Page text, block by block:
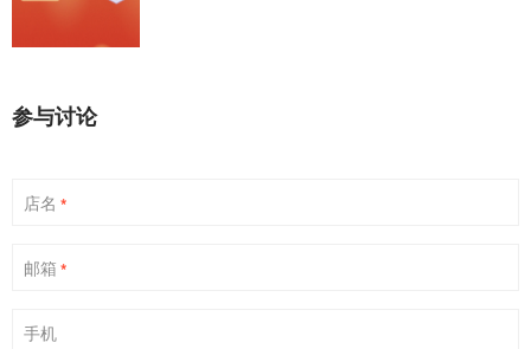
参与讨论
店名 *
邮箱 *
手机